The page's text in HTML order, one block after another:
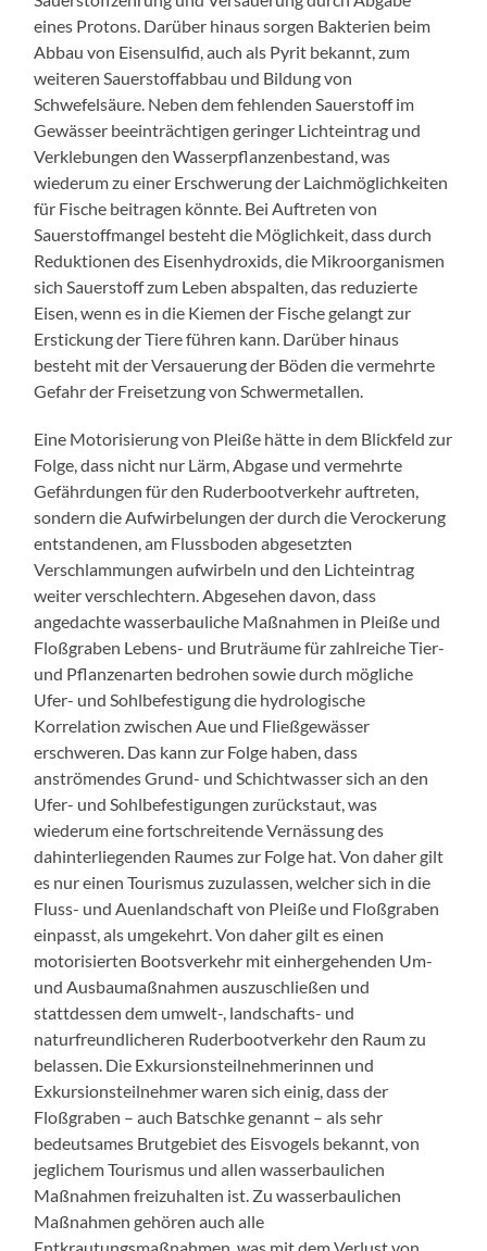
eines Protons. Darüber hinaus sorgen Bakterien beim
Abbau von Eisensulfid, auch als Pyrit bekannt, zum
weiteren Sauerstoffabbau und Bildung von
Schwefelsäure. Neben dem fehlenden Sauerstoff im
Gewässer beeinträchtigen geringer Lichteintrag und
Verklebungen den Wasserpflanzenbestand, was
wiederum zu einer Erschwerung der Laichmöglichkeiten
für Fische beitragen könnte. Bei Auftreten von
Sauerstoffmangel besteht die Möglichkeit, dass durch
Reduktionen des Eisenhydroxids, die Mikroorganismen
sich Sauerstoff zum Leben abspalten, das reduzierte
Eisen, wenn es in die Kiemen der Fische gelangt zur
Erstickung der Tiere führen kann. Darüber hinaus
besteht mit der Versauerung der Böden die vermehrte
Gefahr der Freisetzung von Schwermetallen.
Eine Motorisierung von Pleiße hätte in dem Blickfeld zur
Folge, dass nicht nur Lärm, Abgase und vermehrte
Gefährdungen für den Ruderbootverkehr auftreten,
sondern die Aufwirbelungen der durch die Verockerung
entstandenen, am Flussboden abgesetzten
Verschlammungen aufwirbeln und den Lichteintrag
weiter verschlechtern. Abgesehen davon, dass
angedachte wasserbauliche Maßnahmen in Pleiße und
Floßgraben Lebens- und Bruträume für zahlreiche Tier-
und Pflanzenarten bedrohen sowie durch mögliche
Ufer- und Sohlbefestigung die hydrologische
Korrelation zwischen Aue und Fließgewässer
erschweren. Das kann zur Folge haben, dass
anströmendes Grund- und Schichtwasser sich an den
Ufer- und Sohlbefestigungen zurückstaut, was
wiederum eine fortschreitende Vernässung des
dahinterliegenden Raumes zur Folge hat. Von daher gilt
es nur einen Tourismus zuzulassen, welcher sich in die
Fluss- und Auenlandschaft von Pleiße und Floßgraben
einpasst, als umgekehrt. Von daher gilt es einen
motorisierten Bootsverkehr mit einhergehenden Um-
und Ausbaumaßnahmen auszuschließen und
stattdessen dem umwelt-, landschafts- und
naturfreundlicheren Ruderbootverkehr den Raum zu
belassen. Die Exkursionsteilnehmerinnen und
Exkursionsteilnehmer waren sich einig, dass der
Floßgraben – auch Batschke genannt – als sehr
bedeutsames Brutgebiet des Eisvogels bekannt, von
jeglichem Tourismus und allen wasserbaulichen
Maßnahmen freizuhalten ist. Zu wasserbaulichen
Maßnahmen gehören auch alle
Entkrautungsmaßnahmen, was mit dem Verlust von